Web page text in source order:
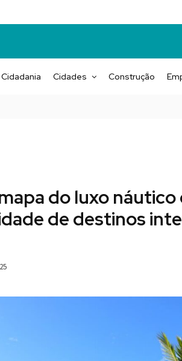
Cidadania Cidades Construção
do luxo
de destinos